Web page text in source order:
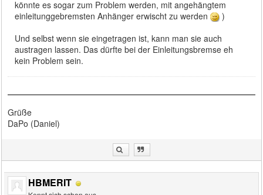
könnte es sogar zum Problem werden, mit angehängtem
einleitunggebremsten Anhänger erwischt zu werden
)
Und selbst wenn sie eingetragen ist, kann man sie auch
austragen lassen. Das dürfte bei der Einleitungsbremse eh
kein Problem sein.
Grüße
DaPo (Daniel)
HBMERIT